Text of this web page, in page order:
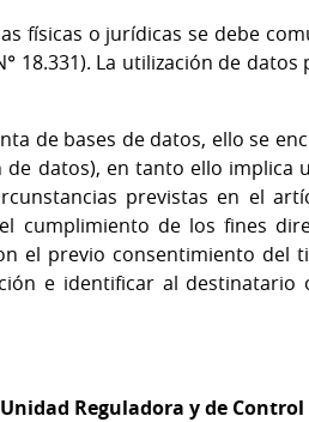
físicas o jurídicas se debe
18.331). La utilización de
de bases de datos, ello se
de datos), en tanto ello implica
previstas en el
cumplimiento de los fines
el previo consentimiento del
e identificar al destinatario
Reguladora y de